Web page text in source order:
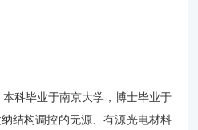
科毕业于南京大学，博士毕业于
结构调控的无源、有源光电材料